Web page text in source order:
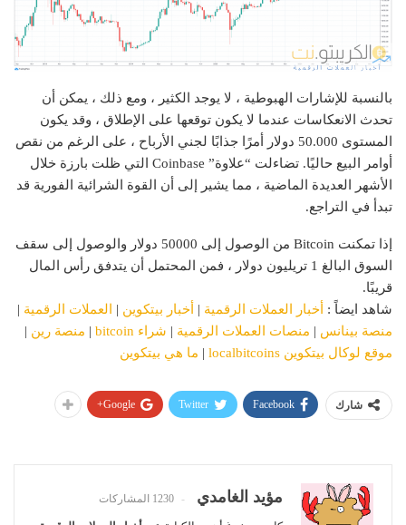
بالنسبة للإشارات الهبوطية ، لا يوجد الكثير ، ومع ذلك ، يمكن أن
تحدث الانعكاسات عندما لا يكون توقعها على الإطلاق ، وقد يكون
المستوى 50.000 دولار أمرًا جذابًا لجني الأرباح ، على الرغم من نقص
أوامر البيع حاليًا. تضاءلت “علاوة” Coinbase التي ظلت بارزة خلال
الأشهر العديدة الماضية ، مما يشير إلى أن القوة الشرائية الفورية قد
تبدأ في التراجع.
إذا تمكنت Bitcoin من الوصول إلى 50000 دولار والوصول إلى سقف
السوق البالغ 1 تريليون دولار ، فمن المحتمل أن يتدفق رأس المال
قريبًا.
شاهد ايضاً : أخبار العملات الرقمية | أخبار بيتكوين | العملات الرقمية |
منصة بينانس | منصات العملات الرقمية | شراء bitcoin | منصة رين |
موقع لوكال بيتكوين localbitcoins
| ما هي بيتكوين
شارك Facebook
Twitter
Google+
مؤيد الغامدي 1230 المشاركات